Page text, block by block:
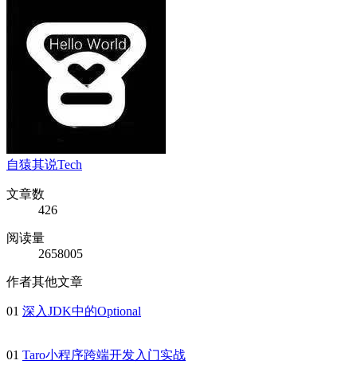
自猿其说Tech
文章数
426
阅读量
2658005
作者其他文章
01 深入JDK中的Optional
01 Taro小程序跨端开发入门实战